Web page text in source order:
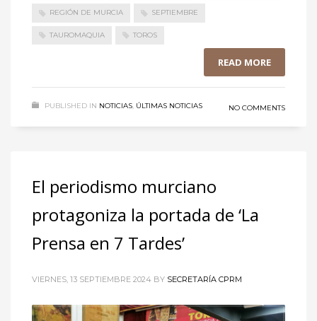
REGIÓN DE MURCIA SEPTIEMBRE
TAUROMAQUIA TOROS
READ MORE
PUBLISHED IN NOTICIAS, ÚLTIMAS NOTICIAS NO COMMENTS
El periodismo murciano
protagoniza la portada de ‘La
Prensa en 7 Tardes’
VIERNES, 13 SEPTIEMBRE 2024 BY SECRETARÍA CPRM